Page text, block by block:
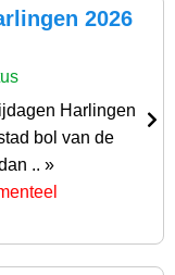
2026
Harlingen
bol van de
.. »